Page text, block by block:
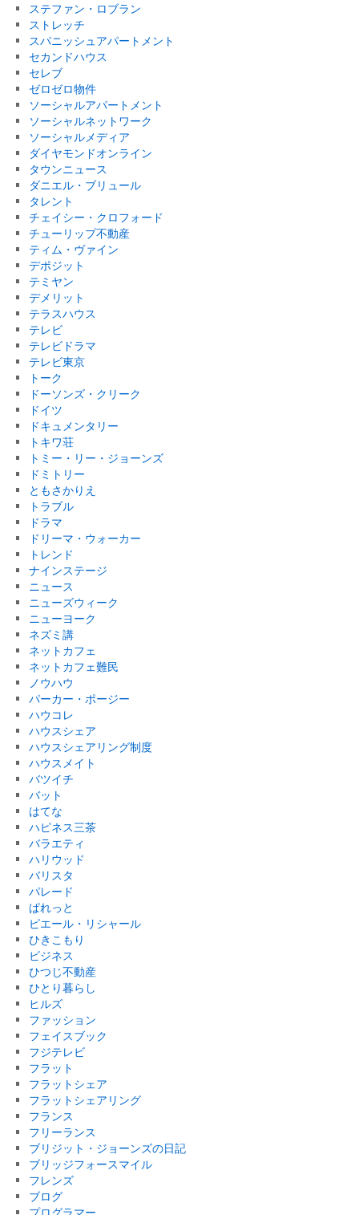
ステファン・ロブラン
ストレッチ
スパニッシュアパートメント
セカンドハウス
セレブ
ゼロゼロ物件
ソーシャルアパートメント
ソーシャルネットワーク
ソーシャルメディア
ダイヤモンドオンライン
タウンニュース
ダニエル・ブリュール
タレント
チェイシー・クロフォード
チューリップ不動産
ティム・ヴァイン
デポジット
テミヤン
デメリット
テラスハウス
テレビ
テレビドラマ
テレビ東京
トーク
ドーソンズ・クリーク
ドイツ
ドキュメンタリー
トキワ荘
トミー・リー・ジョーンズ
ドミトリー
ともさかりえ
トラブル
ドラマ
ドリーマ・ウォーカー
トレンド
ナインステージ
ニュース
ニューズウィーク
ニューヨーク
ネズミ講
ネットカフェ
ネットカフェ難民
ノウハウ
パーカー・ポージー
ハウコレ
ハウスシェア
ハウスシェアリング制度
ハウスメイト
バツイチ
バット
はてな
ハピネス三茶
バラエティ
ハリウッド
バリスタ
パレード
ぱれっと
ピエール・リシャール
ひきこもり
ビジネス
ひつじ不動産
ひとり暮らし
ヒルズ
ファッション
フェイスブック
フジテレビ
フラット
フラットシェア
フラットシェアリング
フランス
フリーランス
ブリジット・ジョーンズの日記
ブリッジフォースマイル
フレンズ
ブログ